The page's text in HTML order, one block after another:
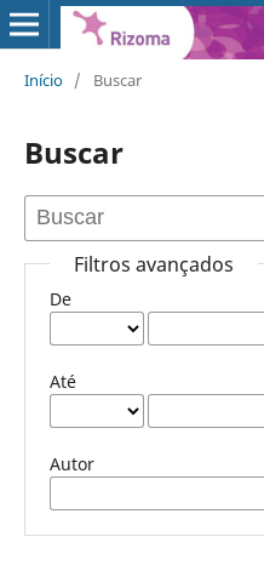
Início / Buscar
Buscar
Filtros avançados
De
Até
Autor